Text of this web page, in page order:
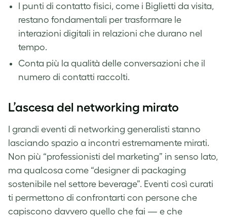
I punti di contatto fisici, come i Biglietti da visita,
restano fondamentali per trasformare le
interazioni digitali in relazioni che durano nel
tempo.
Conta più la qualità delle conversazioni che il
numero di contatti raccolti.
L’ascesa del networking mirato
I grandi eventi di networking generalisti stanno
lasciando spazio a incontri estremamente mirati.
Non più “professionisti del marketing” in senso lato,
ma qualcosa come “designer di packaging
sostenibile nel settore beverage”. Eventi così curati
ti permettono di confrontarti con persone che
capiscono davvero quello che fai — e che